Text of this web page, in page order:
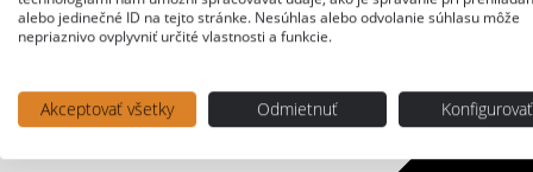
alebo jedinečné ID na tejto stránke. Nesúhlas alebo odvolanie súhlasu môže
nepriaznivo ovplyvniť určité vlastnosti a funkcie.
Akceptovať všetky Odmietnuť Konfigurovať